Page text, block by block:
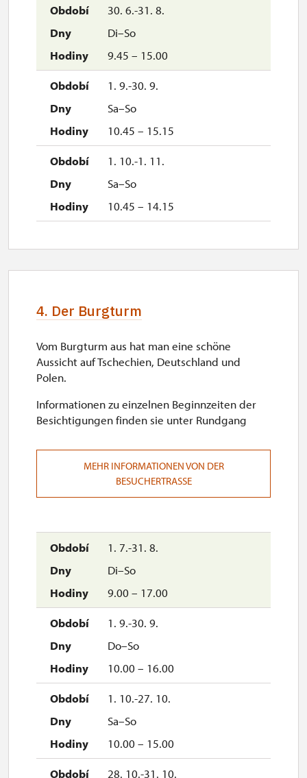
30. 6.-31. 8.
Di–So
9.45 – 15.00
1. 9.-30. 9.
Sa–So
10.45 – 15.15
1. 10.-1. 11.
Sa–So
10.45 – 14.15
4. Der Burgturm
1. 7.-31. 8.
Di–So
9.00 – 17.00
1. 9.-30. 9.
Do–So
10.00 – 16.00
1. 10.-27. 10.
Sa–So
10.00 – 15.00
28. 10.-31. 10.
Vom Burgturm aus hat man eine schöne
Aussicht auf Tschechien, Deutschland und
Polen.
Informationen zu einzelnen Beginnzeiten der
Besichtigungen finden sie unter Rundgang
MEHR INFORMATIONEN VON DER
BESUCHERTRASSE